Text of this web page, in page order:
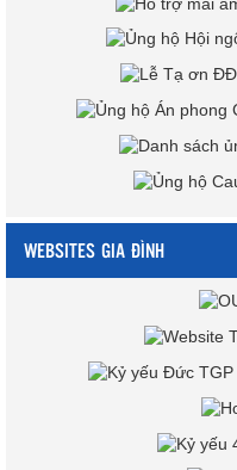
WEBSITES GIA ĐÌNH